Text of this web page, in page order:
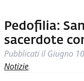
Pedofilia:
sacerdote
Pubblicati ilGiugno
Notizie.